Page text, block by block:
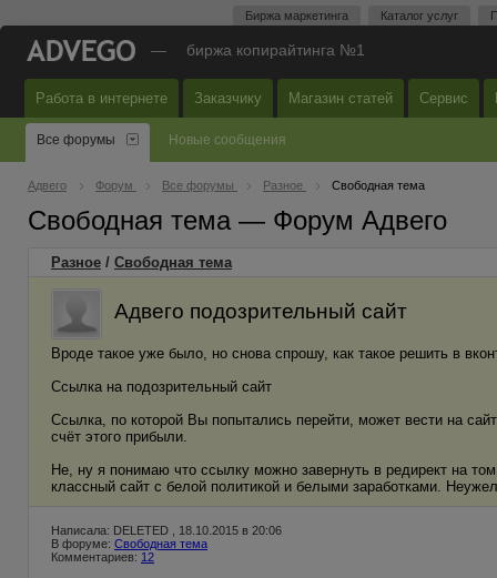
Биржа маркетинга Каталог услуг
— биржа копирайтинга №1
Работа в интернете Заказчику Магазин статей Сервис
Все форумы Новые сообщения
Адвего Форум Все форумы Разное Свободная тема
Свободная тема — Форум Адвего
Разное / Свободная тема
Адвего подозрительный сайт
Вроде такое уже было, но снова спрошу, как такое решить в
Ссылка на подозрительный сайт
Ссылка, по которой Вы попытались перейти, может вести на
счёт этого прибыли.
Не, ну я понимаю что ссылку можно завернуть в редирект на
классный сайт с белой политикой и белыми заработками.
Написала: DELETED , 18.10.2015 в 20:06
В форуме: Свободная тема
Комментариев: 12